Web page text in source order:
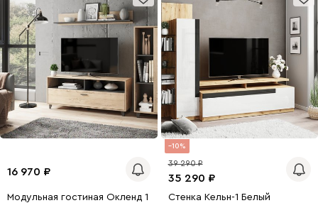
16 970
Модульная гостиная Окленд 1 Дуб Ирландский
10
35 290
39 290
Стенка Кельн-1 Белый